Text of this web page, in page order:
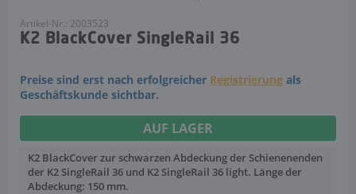
Artikel-Nr.: 2003523
K2 BlackCover SingleRail 36
Preise sind erst nach erfolgreicher Registrierung als
Geschäftskunde sichtbar.
AUF LAGER
K2 BlackCover zur schwarzen Abdeckung der Schienenenden
der K2 SingleRail 36 und K2 SingleRail 36 light. Länge der
Abdeckung: 150 mm.